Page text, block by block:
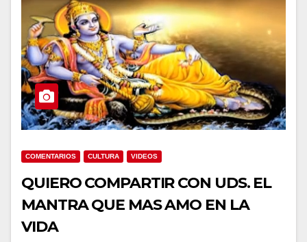
COMENTARIOS CULTURA VIDEOS
QUIERO COMPARTIR CON UDS. EL
MANTRA QUE MAS AMO EN LA
VIDA